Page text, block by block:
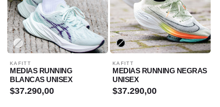
Variante
agotada
o
no
disponible
Proveedor:
KAFITT
MEDIAS RUNNING
BLANCAS UNISEX
Precio
$37.290,00
Variante
agotada
o
no
disponible
Proveedor:
KAFITT
MEDIAS RUNNING NEGRAS
UNISEX
Precio
$37.290,00